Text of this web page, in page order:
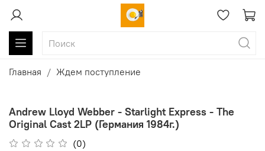
Главная Ждем поступление
Andrew Lloyd Webber - Starlight Express - The
Original Cast 2LP (Германия 1984г.)
(0)